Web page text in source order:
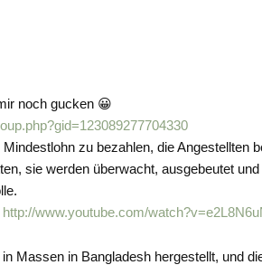
noch gucken 😀
zu bezahlen, die Angestellten
sie werden überwacht, ausgebeutet
http://www.youtube.com/
Massen in Bangladesh hergestellt, und